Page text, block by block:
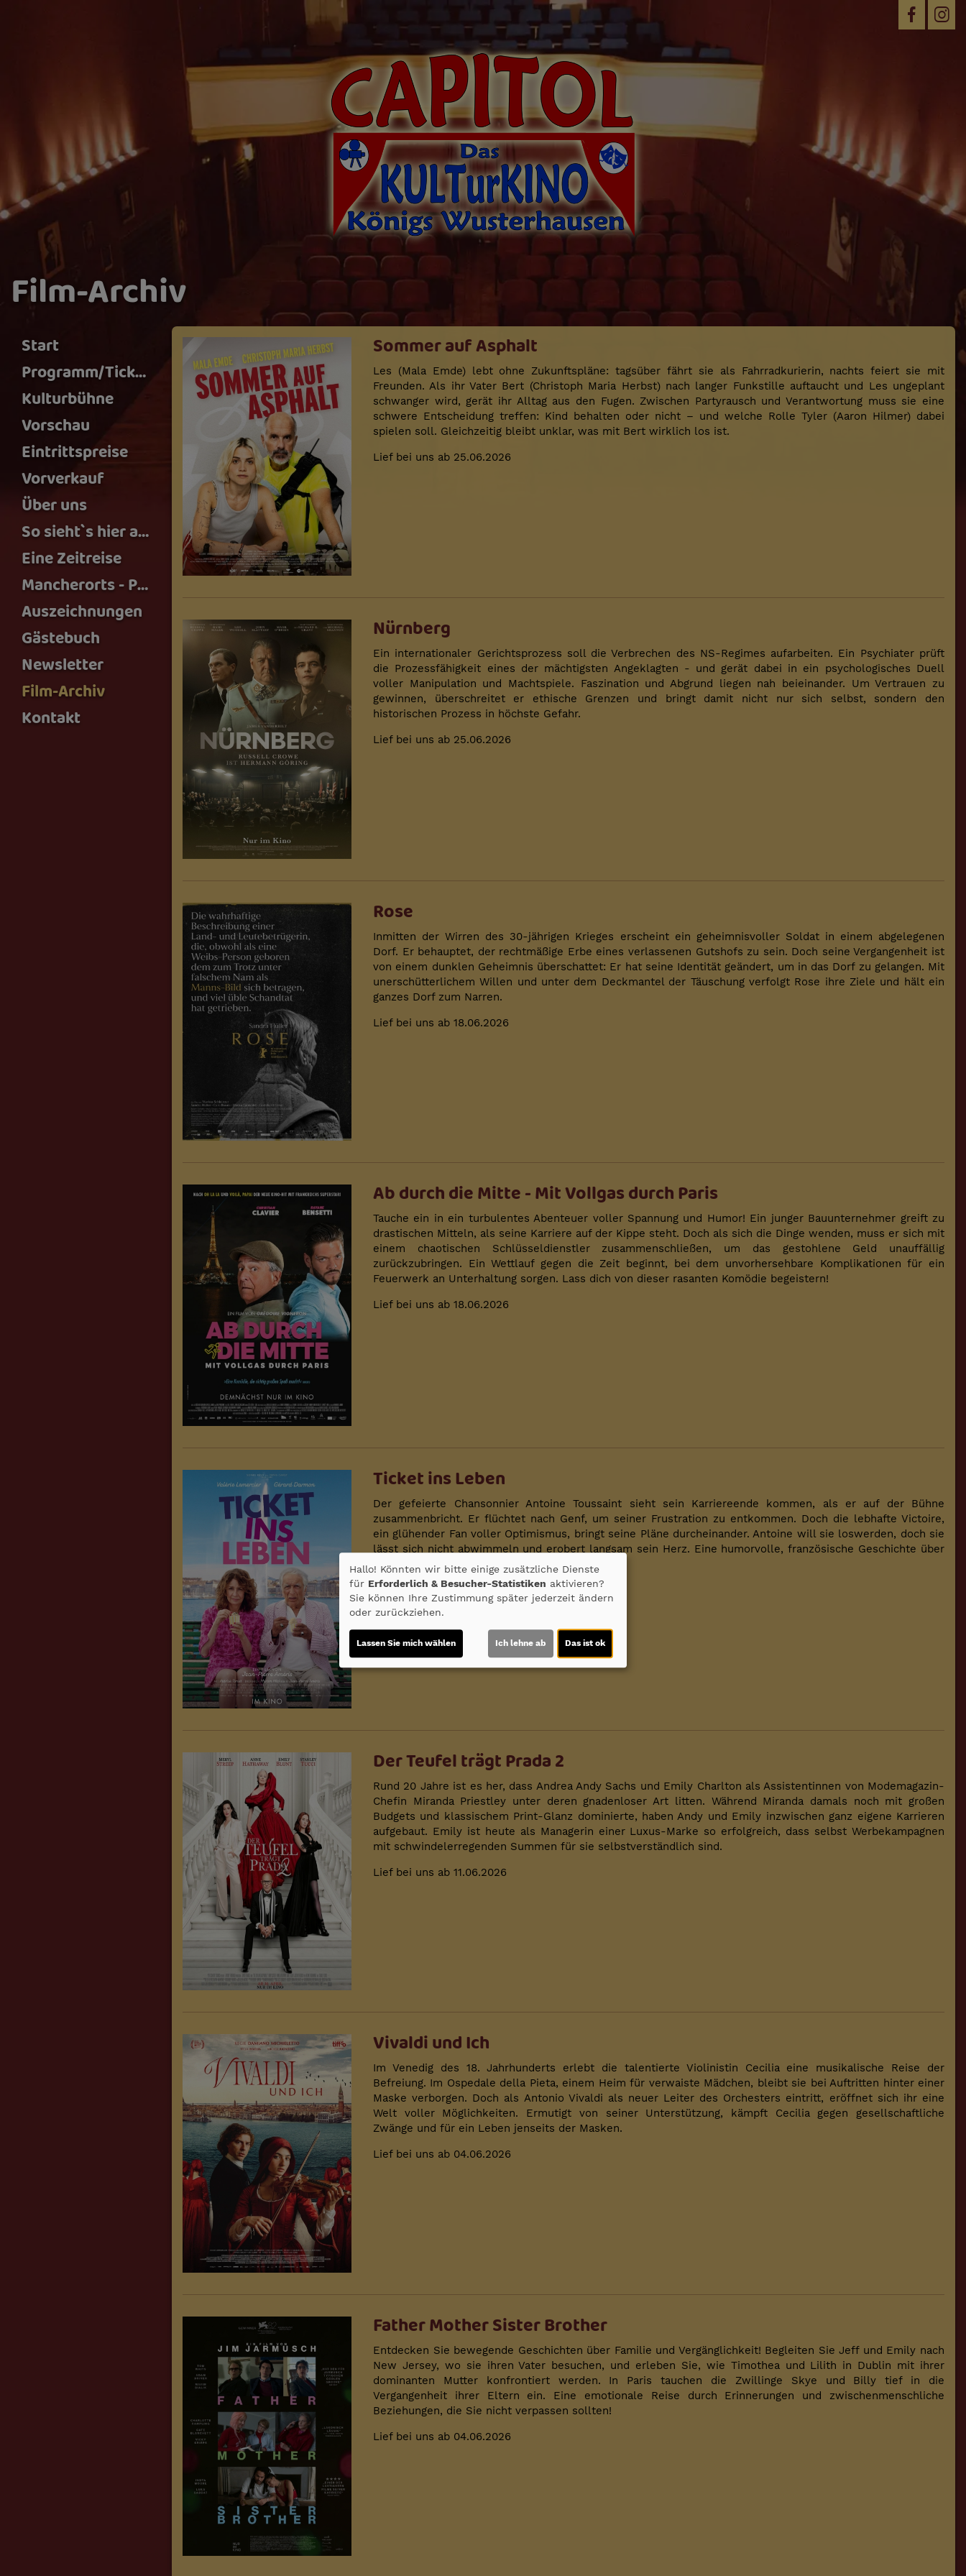
Film-Archiv
Start
Programm/Tickets
Kulturbühne
Vorschau
Eintrittspreise
Vorverkauf
Über uns
So sieht`s hier aus
Eine Zeitreise
Mancherorts - Podcast
Auszeichnungen
Gästebuch
Newsletter
Film-Archiv
Kontakt
Sommer auf Asphalt
Les (Mala Emde) lebt ohne Zukunftspläne: tagsüber fährt sie als Fahrradkurierin, nachts feiert sie mit
Freunden. Als ihr Vater Bert (Christoph Maria Herbst) nach langer Funkstille auftaucht und Les ungeplant
schwanger wird, gerät ihr Alltag aus den Fugen. Zwischen Partyrausch und Verantwortung muss sie eine
schwere Entscheidung treffen: Kind behalten oder nicht – und welche Rolle Tyler (Aaron Hilmer) dabei
spielen soll. Gleichzeitig bleibt unklar, was mit Bert wirklich los ist.
Lief bei uns ab 25.06.2026
Nürnberg
Ein internationaler Gerichtsprozess soll die Verbrechen des NS-Regimes aufarbeiten. Ein Psychiater prüft
die Prozessfähigkeit eines der mächtigsten Angeklagten - und gerät dabei in ein psychologisches Duell
voller Manipulation und Machtspiele. Faszination und Abgrund liegen nah beieinander. Um Vertrauen zu
gewinnen, überschreitet er ethische Grenzen und bringt damit nicht nur sich selbst, sondern den
historischen Prozess in höchste Gefahr.
Lief bei uns ab 25.06.2026
Rose
Inmitten der Wirren des 30-jährigen Krieges erscheint ein geheimnisvoller Soldat in einem abgelegenen
Dorf. Er behauptet, der rechtmäßige Erbe eines verlassenen Gutshofs zu sein. Doch seine Vergangenheit ist
von einem dunklen Geheimnis überschattet: Er hat seine Identität geändert, um in das Dorf zu gelangen. Mit
unerschütterlichem Willen und unter dem Deckmantel der Täuschung verfolgt Rose ihre Ziele und hält ein
ganzes Dorf zum Narren.
Lief bei uns ab 18.06.2026
Ab durch die Mitte - Mit Vollgas durch Paris
Tauche ein in ein turbulentes Abenteuer voller Spannung und Humor! Ein junger Bauunternehmer greift zu
drastischen Mitteln, als seine Karriere auf der Kippe steht. Doch als sich die Dinge wenden, muss er sich mit
einem chaotischen Schlüsseldienstler zusammenschließen, um das gestohlene Geld unauffällig
zurückzubringen. Ein Wettlauf gegen die Zeit beginnt, bei dem unvorhersehbare Komplikationen für ein
Feuerwerk an Unterhaltung sorgen. Lass dich von dieser rasanten Komödie begeistern!
Lief bei uns ab 18.06.2026
Ticket ins Leben
Der gefeierte Chansonnier Antoine Toussaint sieht sein Karriereende kommen, als er auf der Bühne
zusammenbricht. Er flüchtet nach Genf, um seiner Frustration zu entkommen. Doch die lebhafte Victoire,
ein glühender Fan voller Optimismus, bringt seine Pläne durcheinander. Antoine will sie loswerden, doch sie
lässt sich nicht abwimmeln und erobert langsam sein Herz. Eine humorvolle, französische Geschichte über
unerwartete Neuanfänge und spätes Glück.
Lief bei uns ab 11.06.2026
Der Teufel trägt Prada 2
Rund 20 Jahre ist es her, dass Andrea Andy Sachs und Emily Charlton als Assistentinnen von Modemagazin-
Chefin Miranda Priestley unter deren gnadenloser Art litten. Während Miranda damals noch mit großen
Budgets und klassischem Print-Glanz dominierte, haben Andy und Emily inzwischen ganz eigene Karrieren
aufgebaut. Emily ist heute als Managerin einer Luxus-Marke so erfolgreich, dass selbst Werbekampagnen
mit schwindelerregenden Summen für sie selbstverständlich sind.
Lief bei uns ab 11.06.2026
Vivaldi und Ich
Im Venedig des 18. Jahrhunderts erlebt die talentierte Violinistin Cecilia eine musikalische Reise der
Befreiung. Im Ospedale della Pieta, einem Heim für verwaiste Mädchen, bleibt sie bei Auftritten hinter einer
Maske verborgen. Doch als Antonio Vivaldi als neuer Leiter des Orchesters eintritt, eröffnet sich ihr eine
Welt voller Möglichkeiten. Ermutigt von seiner Unterstützung, kämpft Cecilia gegen gesellschaftliche
Zwänge und für ein Leben jenseits der Masken.
Lief bei uns ab 04.06.2026
Father Mother Sister Brother
Entdecken Sie bewegende Geschichten über Familie und Vergänglichkeit! Begleiten Sie Jeff und Emily nach
New Jersey, wo sie ihren Vater besuchen, und erleben Sie, wie Timothea und Lilith in Dublin mit ihrer
dominanten Mutter konfrontiert werden. In Paris tauchen die Zwillinge Skye und Billy tief in die
Vergangenheit ihrer Eltern ein. Eine emotionale Reise durch Erinnerungen und zwischenmenschliche
Beziehungen, die Sie nicht verpassen sollten!
Lief bei uns ab 04.06.2026
Hallo! Könnten wir bitte einige zusätzliche Dienste
für Erforderlich & Besucher-Statistiken aktivieren?
Sie können Ihre Zustimmung später jederzeit ändern
oder zurückziehen.
Lassen Sie mich wählen Ich lehne ab Das ist ok